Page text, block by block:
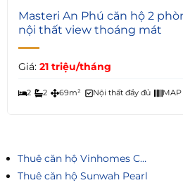
4
Masteri An Phú căn hộ 2
nội thất view thoáng mát
Giá: 21 triệu/tháng
2 2 69m² Nội thất đầy đủ MAP
Thuê căn hộ Vinhomes Central Park
Thuê căn hộ Sunwah Pearl